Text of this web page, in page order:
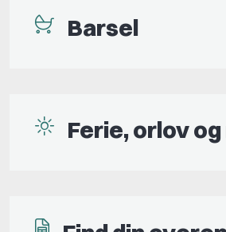
Barsel
Ferie, orlov